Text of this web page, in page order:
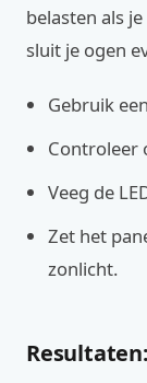
belasten als
sluit je ogen
Gebruik
Controleer
Veeg de
Zet het
zonlicht.